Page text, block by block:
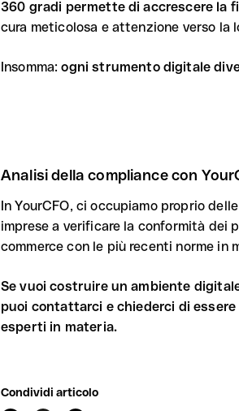
360 gradi permette di accrescere la
cura meticolosa e attenzione verso la
Insomma:ogni strumento digitale
Analisi della compliance con
In YourCFO, ci occupiamo proprio
imprese a verificare la conformità
commerce con le più recenti norme in
Se vuoi costruire un ambiente
puoi contattarci e chiederci di
esperti in materia.
Condividi articolo